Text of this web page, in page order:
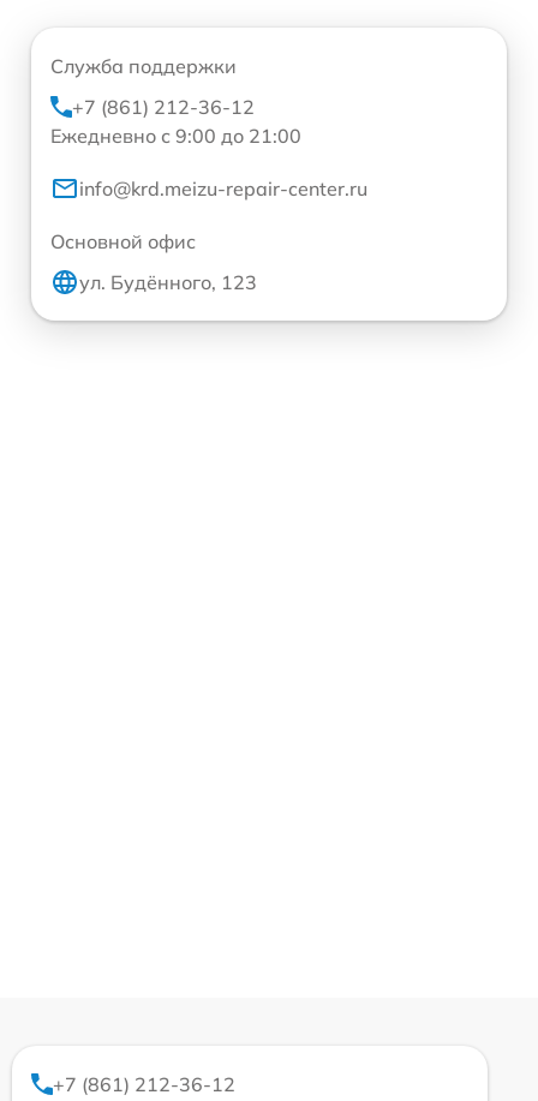
Служба поддержки
+7 (861) 212-36-12
Ежедневно с 9:00 до 21:00
info@krd.meizu-repair-center.ru
Основной офис
ул. Будённого, 123
+7 (861) 212-36-12